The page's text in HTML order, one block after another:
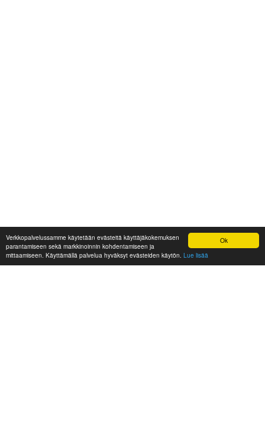
Ok
Verkkopalvelussamme käytetään evästeitä käyttäjäkokemuksen
parantamiseen sekä markkinoinnin kohdentamiseen ja
mittaamiseen. Käyttämällä palvelua hyväksyt evästeiden käytön. Lue lisää